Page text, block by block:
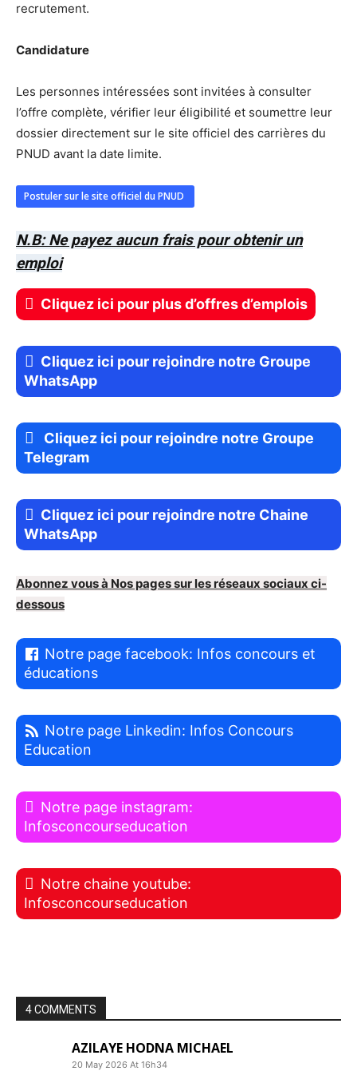
recrutement.
Candidature
Les personnes intéressées sont invitées à consulter
l’offre complète, vérifier leur éligibilité et soumettre leur
dossier directement sur le site officiel des carrières du
PNUD avant la date limite.
Postuler sur le site officiel du PNUD
N.B: Ne payez aucun frais pour obtenir un
emploi
Cliquez ici pour plus d’offres d’emplois
Cliquez ici pour rejoindre notre Groupe
WhatsApp
Cliquez ici pour rejoindre notre Groupe
Telegram
Cliquez ici pour rejoindre notre Chaine
WhatsApp
Abonnez vous à Nos pages sur les réseaux sociaux ci-
dessous
Notre page facebook: Infos concours et
éducations
Notre page Linkedin: Infos Concours
Education
Notre page instagram:
Infosconcourseducation
Notre chaine youtube:
Infosconcourseducation
4 COMMENTS
AZILAYE HODNA MICHAEL
20 May 2026 At 16h34